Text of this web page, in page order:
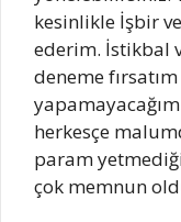
kesinlikle İşbir
ederim. İstikbal
deneme
herkesçe
param
çok memnun